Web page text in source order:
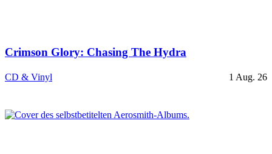
Crimson Glory: Chasing The Hydra
CD & Vinyl 1 Aug. 26